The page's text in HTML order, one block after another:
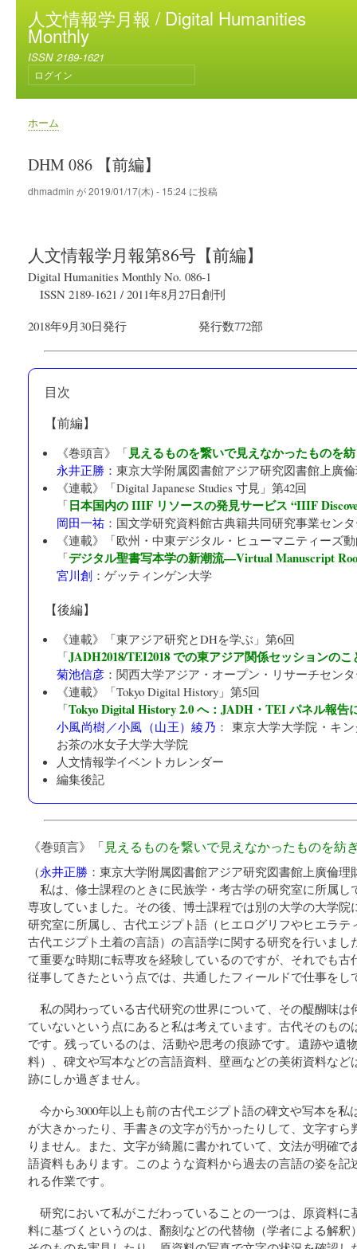
メ
イ
コ
テ
動
人文情報学月報 / Digital Humanities
Monthly
ISSN 2189-1621
ユ
ー
ザ
ー
カ
ン
ュ
ー
ログイン
パ
く
ず
ホーム
DHM 086 【前編】
dhmadmin が2019/01/17(木) - 15:24 に投稿
人文情報学月報第86号【前編】
Digital Humanities Monthly No. 086-1
ISSN 2189-1621 /2011年8月27日創刊
2018年9月30日発行 発行数772部
目次
【前編】
《巻頭言》「見えるものを繋いで見えなかったものを
永井正勝 ： 東京大学附属図書館アジア研究図書館上廣
《連載》「Digital Japanese Studies 寸見 」第42回
「日本国内の IIIF リソースの発見サービス “IIIF
岡田一祐 ： 国文学研究資料館古典籍共同研究事業セン
《連載》「欧州・中東デジタル・ヒューマニティーズ
「デジタル聖書写本学の新潮流—Virtual Manuscript
宮川創 ： ゲッティンゲン大学
【後編】
《連載》「東アジア研究とDHを学ぶ 」第6回
「JADH2018/TEI2018 での東アジア関係セッションのこ
菊池信彦 ： 関西大学アジア・オープン・リサーチセン
《連載》「Tokyo Digital History 」第5回
「Tokyo Digital History 2.0 へ：JADH・TEI パネル報告
小風尚樹／小風（山王）綾乃 ：東京大学大学院・キ
お茶の水女子大学大学院
人文情報学イベントカレンダー
編集後記
《巻頭言》「見えるものを繋いで見えなかったものを紡
（永井正勝 ： 東京大学附属図書館アジア研究図書館上廣倫理
私は、修士課程のときに民族学・考古学の研究室に所属し
専攻していました。その後、博士課程では別の大学の大学院
研究室に所属し、古代エジプト語（ヒエログリフやヒエラテ
古代エジプト土着の言語）の言語学に関する研究を行いまし
て重要な時期に転専攻を経験しているのですが、それでも古
従事してきたという点では、共通したフィールドで仕事をし
私の関わっている古代研究の世界について、その醍醐味は
ていないという点にあると私は考えています。古代そのもの
です。残っているのは、活動や思考の痕跡です。遺跡や遺
料）、碑文や写本などの言語資料、壁画などの美術資料など
跡にしか過ぎません。
今から3000年以上も前の古代エジプト語の碑文や写本を
が大きかったり、手書きの文字が汚かったりして、文字す
りません。また、文字が綺麗に書かれていて、文法が明確
語資料もあります。このような資料から過去の言語の姿を記
れる作業です。
研究において私がこだわっていることの一つは、原資料に
料に基づくというのは、翻刻などの代替物（学者による解釈